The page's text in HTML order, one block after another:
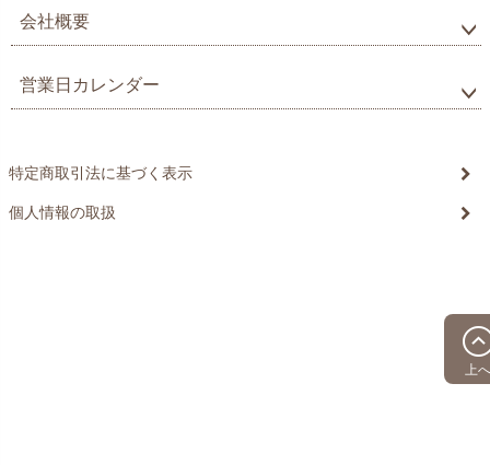
上へ
会社概要
営業日カレンダー
特定商取引法に基づく表示
個人情報の取扱